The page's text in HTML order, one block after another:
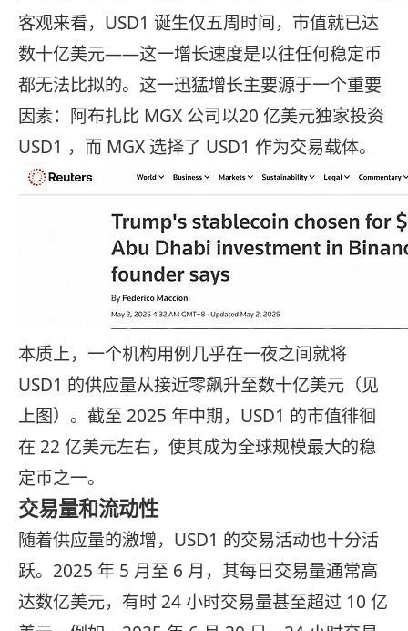
客观来看，USD1 诞生仅五周时间，市值就已达
数十亿美元——这一增长速度是以往任何稳定币
都无法比拟的。这一迅猛增长主要源于一个重要
因素：阿布扎比 MGX 公司以20 亿美元独家投资
USD1 ，而 MGX 选择了 USD1 作为交易载体。
本质上，一个机构用例几乎在一夜之间就将
USD1 的供应量从接近零飙升至数十亿美元（见
上图）。截至 2025 年中期，USD1 的市值徘徊
在 22 亿美元左右，使其成为全球规模最大的稳
定币之一。
交易量和流动性
随着供应量的激增，USD1 的交易活动也十分活
跃。2025 年 5 月至 6 月，其每日交易量通常高
达数亿美元，有时 24 小时交易量甚至超过 10 亿